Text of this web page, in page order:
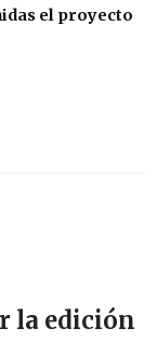
el proyecto
la edición